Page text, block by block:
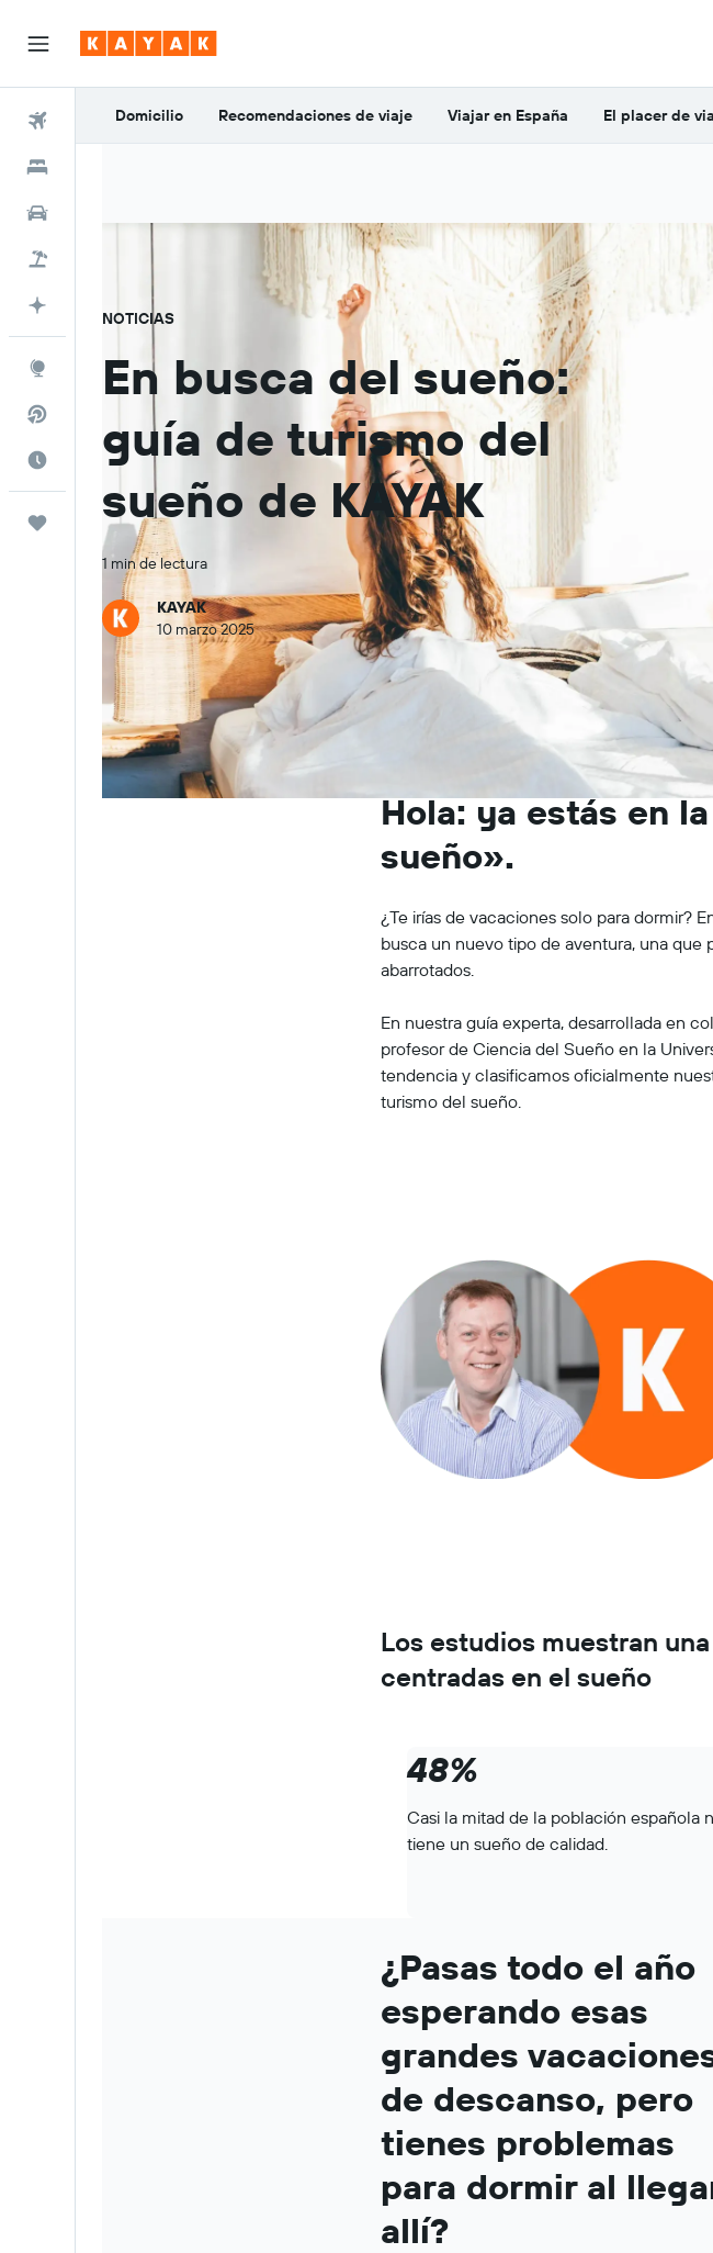
Vuelos
Planifica con IA
Explore
Vuelos directos
El mejor momento
Domicilio Recomendaciones de viaje Viajar en España El placer de
NOTICIAS
En busca del sueño:
guía de turismo del
sueño de KAYAK
1 min de lectura
KAYAK
10 marzo 2025
Hola: ya estás en
sueño».
¿Te irías de vacaciones solo para dormir?
busca un nuevo tipo de aventura, una que
abarrotados.
En nuestra guía experta, desarrollada en
profesor de Ciencia del Sueño en la
tendencia y clasificamos oficialmente
turismo del sueño.
Los estudios muestran
centradas en el sueño
48%
Casi la mitad de la población española
tiene un sueño de calidad.
¿Pasas todo el año
esperando esas
grandes
de descanso, pero
tienes problemas
para dormir al
allí?